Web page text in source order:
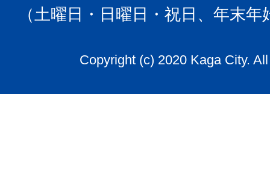
（土曜日・日曜日・祝日、年末
Copyright (c) 2020 Kaga City.